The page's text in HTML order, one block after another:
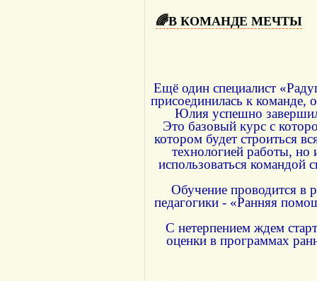
🌈В КОМАНДЕ МЕЧТЫ
Ещё один специалист
присоединилась к команде,
Юлия успешно
Это базовый курс с
котором будет строиться
технологией работы, но
использоваться командой
Обучение проводится в
педагогики - «Ранняя
С нетерпением ждем
оценки в программах